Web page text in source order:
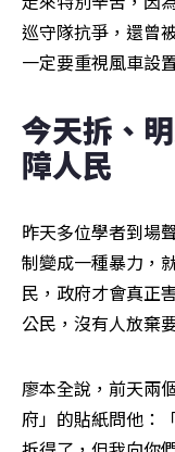
巡守隊抗爭，還曾
一定要重視風車設
今天拆、
障人民
昨天多位學者到場
制變成一種暴力，
民，政府才會真正
公民，沒有人放棄
廖本全說，前天兩
府」的貼紙問他：